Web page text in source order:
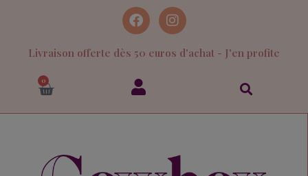
Livraison offerte dès 50 euros d'achat - J'en profite
0